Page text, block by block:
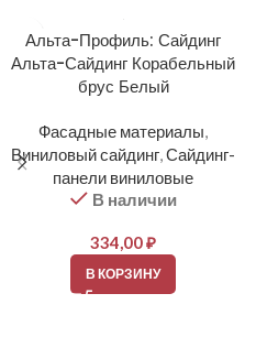
Альта-Профиль: Сайдинг
Альта-Сайдинг Корабельный
брус Белый
Фасадные материалы,
Виниловый сайдинг,Сайдинг-
панели виниловые
В наличии
334,00₽
В КОРЗИНУ